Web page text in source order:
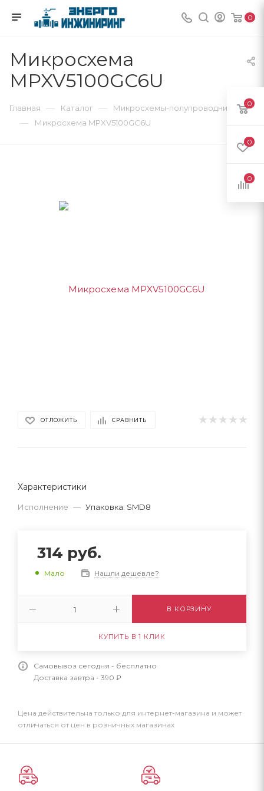
0
Микросхема
MPXV5100GC6U
Главная — Каталог — Микросхемы-полупроводники
— Микросхема MPXV5100GC6U
ОТЛОЖИТЬ СРАВНИТЬ
Характеристики
Исполнение — Упаковка: SMD8
314 руб.
Мало Нашли дешевле?
В КОРЗИНУ
КУПИТЬ В 1 КЛИК
Самовывоз сегодня - бесплатно
Доставка завтра - 390 ₽
Цена действительна только для интернет-магазина и может
отличаться от цен в розничных магазинах
0
0
0